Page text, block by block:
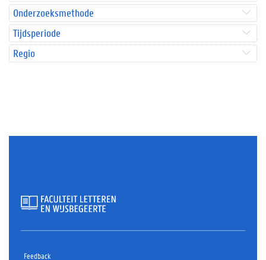
Onderzoeksmethode
Tijdsperiode
Regio
Feedback